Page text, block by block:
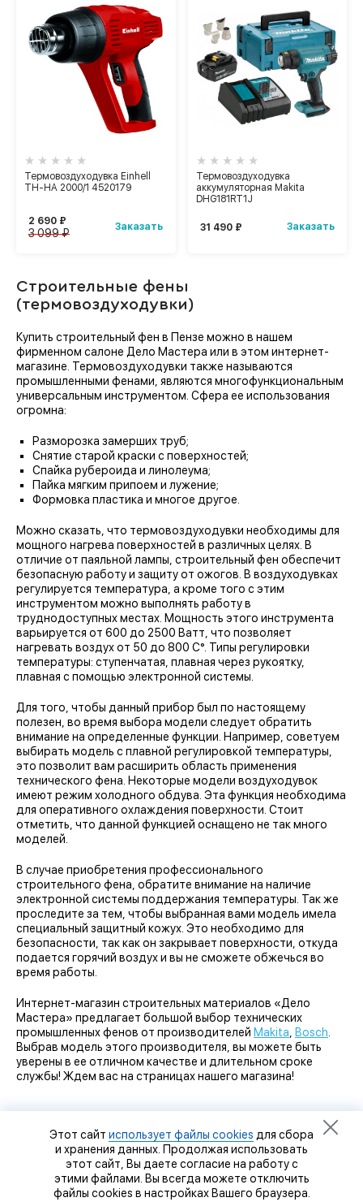
Термовоздуходувка Einhell
TH-HA 2000/1 4520179
2 690 ₽
3 099 ₽ Заказать
Термовоздуходувка
аккумуляторная Makita
DHG181RT1J
31 490 ₽ Заказать
Строительные фены
(термовоздуходувки)
Купить строительный фен в Пензе можно в нашем
фирменном салоне Дело Мастера или в этом интернет-
магазине. Термовоздуходувки также называются
промышленными фенами, являются многофункциональным
универсальным инструментом. Сфера ее использования
огромна:
Разморозка замерших труб;
Снятие старой краски с поверхностей;
Спайка рубероида и линолеума;
Пайка мягким припоем и лужение;
Формовка пластика и многое другое.
Можно сказать, что термовоздуходувки необходимы для
мощного нагрева поверхностей в различных целях. В
отличие от паяльной лампы, строительный фен обеспечит
безопасную работу и защиту от ожогов. В воздуходувках
регулируется температура, а кроме того с этим
инструментом можно выполнять работу в
труднодоступных местах. Мощность этого инструмента
варьируется от 600 до 2500 Ватт, что позволяет
нагревать воздух от 50 до 800 С°. Типы регулировки
температуры: ступенчатая, плавная через рукоятку,
плавная с помощью электронной системы.
Для того, чтобы данный прибор был по настоящему
полезен, во время выбора модели следует обратить
внимание на определенные функции. Например, советуем
выбирать модель с плавной регулировкой температуры,
это позволит вам расширить область применения
технического фена. Некоторые модели воздуходувок
имеют режим холодного обдува. Эта функция необходима
для оперативного охлаждения поверхности. Стоит
отметить, что данной функцией оснащено не так много
моделей.
В случае приобретения профессионального
строительного фена, обратите внимание на наличие
электронной системы поддержания температуры. Так же
проследите за тем, чтобы выбранная вами модель имела
специальный защитный кожух. Это необходимо для
безопасности, так как он закрывает поверхности, откуда
подается горячий воздух и вы не сможете обжечься во
время работы.
Интернет-магазин строительных материалов «Дело
Мастера» предлагает большой выбор технических
промышленных фенов от производителей Makita Bosch
Выбрав модель этого производителя, вы можете быть
уверены в ее отличном качестве и длительном сроке
службы! Ждем вас на страницах нашего магазина!
Этот сайт использует файлы cookies для сбора
и хранения данных. Продолжая использовать
этот сайт, Вы даете согласие на работу с
этими файлами. Вы всегда можете отключить
файлы cookies в настройках Вашего браузера.